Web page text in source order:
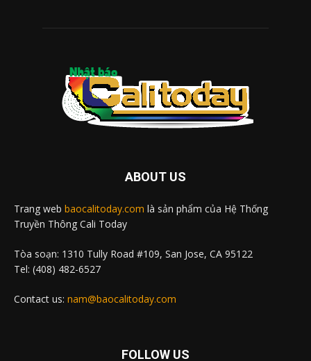
ABOUT US
Trang web baocalitoday.com là sản phẩm của Hệ Thống
Truyền Thông Cali Today
Tòa soạn: 1310 Tully Road #109, San Jose, CA 95122
Tel: (408) 482-6527
Contact us: nam@baocalitoday.com
FOLLOW US